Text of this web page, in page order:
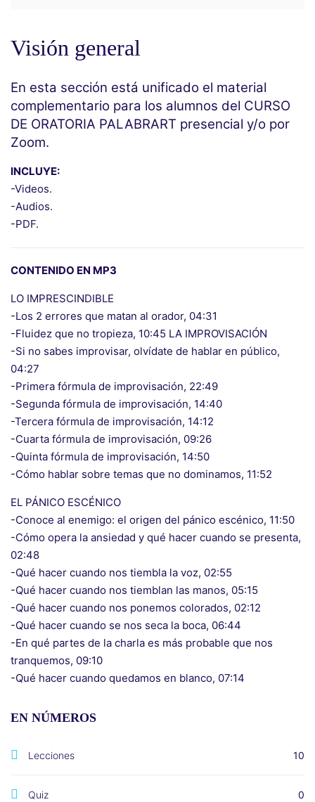
Visión general
En esta sección está unificado el material
complementario para los alumnos del CURSO
DE ORATORIA PALABRART presencial y/o por
Zoom.
INCLUYE:
-Videos.
-Audios.
-PDF.
CONTENIDO EN MP3
LO IMPRESCINDIBLE
-Los 2 errores que matan al orador, 04:31
-Fluidez que no tropieza, 10:45 LA IMPROVISACIÓN
-Si no sabes improvisar, olvídate de hablar en público,
04:27
-Primera fórmula de improvisación, 22:49
-Segunda fórmula de improvisación, 14:40
-Tercera fórmula de improvisación, 14:12
-Cuarta fórmula de improvisación, 09:26
-Quinta fórmula de improvisación, 14:50
-Cómo hablar sobre temas que no dominamos, 11:52
EL PÁNICO ESCÉNICO
-Conoce al enemigo: el origen del pánico escénico, 11:50
-Cómo opera la ansiedad y qué hacer cuando se presenta,
02:48
-Qué hacer cuando nos tiembla la voz, 02:55
-Qué hacer cuando nos tiemblan las manos, 05:15
-Qué hacer cuando nos ponemos colorados, 02:12
-Qué hacer cuando se nos seca la boca, 06:44
-En qué partes de la charla es más probable que nos
tranquemos, 09:10
-Qué hacer cuando quedamos en blanco, 07:14
EN NÚMEROS
Lecciones 10
Quiz 0